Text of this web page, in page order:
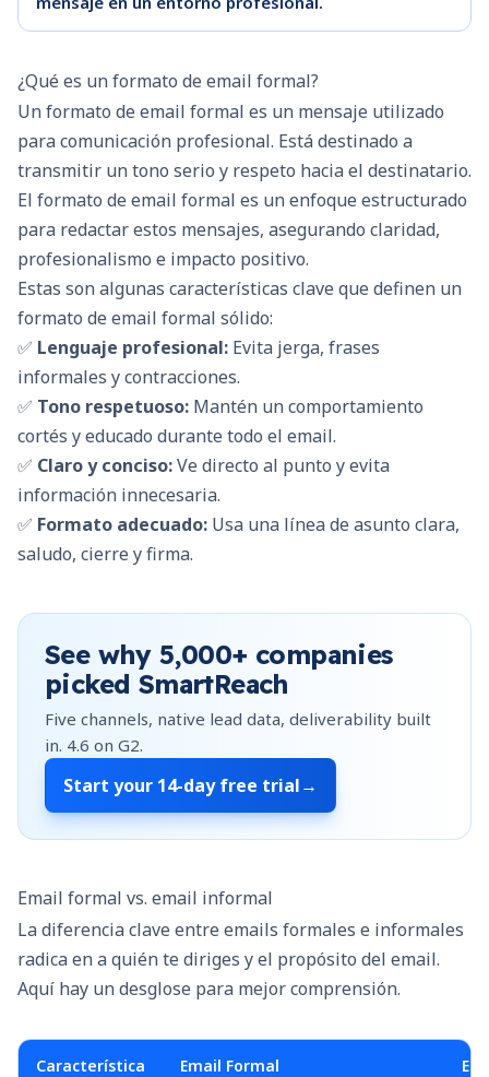
¿Qué es un formato de email formal?
Un formato de email formal es un mensaje utilizado
para comunicación profesional. Está destinado a
transmitir un tono serio y respeto hacia el destinatario.
El formato de email formal es un enfoque estructurado
para redactar estos mensajes, asegurando claridad,
profesionalismo e impacto positivo.
Estas son algunas características clave que definen un
formato de email formal sólido:
✅ Lenguaje profesional: Evita jerga, frases
informales y contracciones.
✅ Tono respetuoso: Mantén un comportamiento
cortés y educado durante todo el email.
✅ Claro y conciso:Ve directo al punto y evita
información innecesaria.
✅ Formato adecuado: Usa una línea de asunto clara,
saludo, cierre y firma.
See why5,000+ companies
picked SmartReach
Five channels, native lead data, deliverability built
in. 4.6 on G2.
Start your 14-day free trial→
Email formal vs. email informal
La diferencia clave entre emails formales e informales
radica en a quién te diriges y el propósito del email.
Aquí hay un desglose para mejor comprensión.
Característica Email Formal